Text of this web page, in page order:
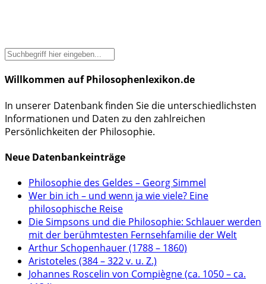
Willkommen auf Philosophenlexikon.de
In unserer Datenbank finden Sie die unterschiedlichsten
Informationen und Daten zu den zahlreichen
Persönlichkeiten der Philosophie.
Neue Datenbankeinträge
Philosophie des Geldes – Georg Simmel
Wer bin ich – und wenn ja wie viele? Eine
philosophische Reise
Die Simpsons und die Philosophie: Schlauer werden
mit der berühmtesten Fernsehfamilie der Welt
Arthur Schopenhauer (1788 – 1860)
Aristoteles (384 – 322 v. u. Z.)
Johannes Roscelin von Compiègne (ca. 1050 – ca.